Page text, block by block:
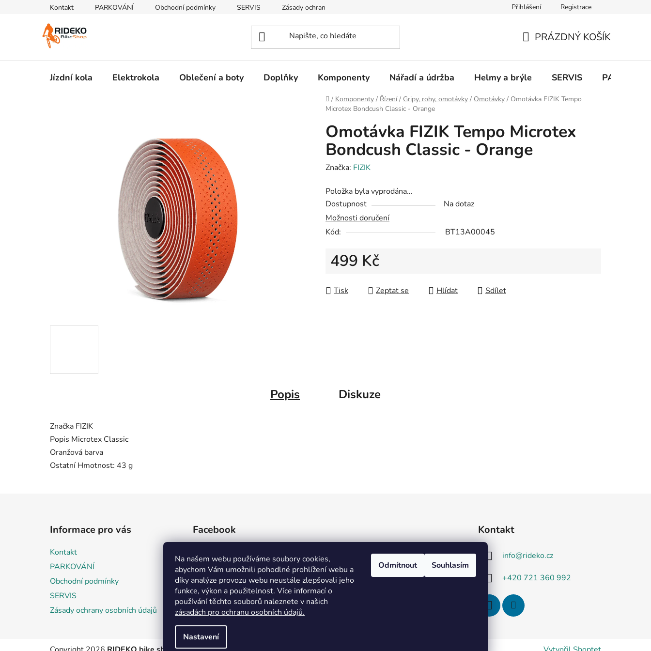
Na našem webu používáme soubory cookies,
abychom Vám umožnili pohodlné prohlížení webu a
díky analýze provozu webu neustále zlepšovali jeho
funkce, výkon a použitelnost. Více informací o
používání těchto souborů naleznete v našich
zásadách pro ochranu osobních údajů.
Nastavení
Odmítnout Souhlasím
Kontakt PARKOVÁNÍ Obchodní podmínky SERVIS Zásady ochrany osobních údajů Přihlášení Registrace
KOŠÍK
PRÁZDNÝ KOŠÍK
Jízdní kola Elektrokola Oblečení a boty Doplňky Komponenty Nářadí a údržba Helmy a brýle SERVIS
Domů
/ Komponenty / Řízení / Gripy, rohy, omotávky / Omotávky / Omotávka FIZIK Tempo
Microtex Bondcush Classic - Orange
Omotávka FIZIK Tempo Microtex
Bondcush Classic - Orange
Značka: FIZIK
Položka byla vyprodána…
Dostupnost
Na dotaz
Možnosti doručení
Kód:
BT13A00045
499 Kč
Tisk
Zeptat se Hlídat Sdílet
Popis Diskuze
Značka FIZIK
Popis Microtex Classic
Oranžová barva
Ostatní Hmotnost: 43 g
Informace pro vás
Kontakt
PARKOVÁNÍ
Obchodní podmínky
SERVIS
Zásady ochrany osobních údajů
Facebook Kontakt
info@rideko.cz
+420 721 360 992